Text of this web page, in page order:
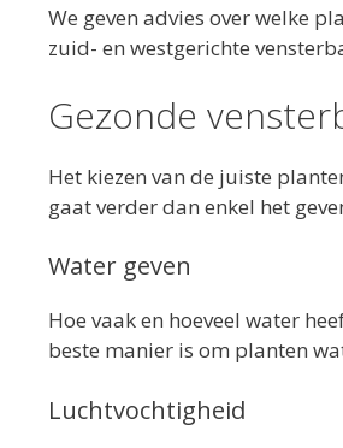
We geven advies over welke
zuid- en westgerichte
Gezonde
Het kiezen van de juiste
gaat verder dan enkel het
Water geven
Hoe vaak en hoeveel water
beste manier is om planten
Luchtvochtigheid